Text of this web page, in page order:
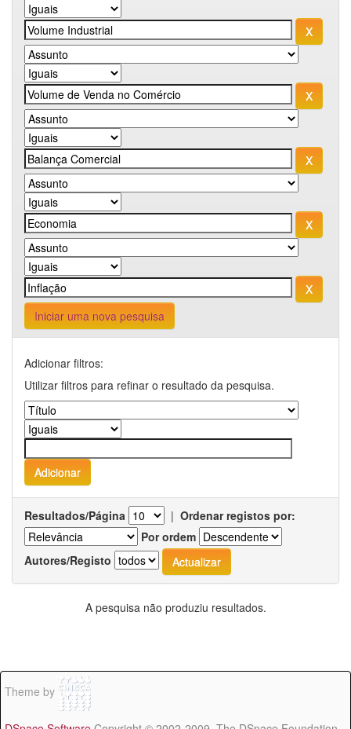
Iniciar uma nova pesquisa
Adicionar filtros:
Utilizar filtros para refinar o resultado da pesquisa.
Resultados/Página | Ordenar registos por:
Por ordem
Autores/Registo
A pesquisa não produziu resultados.
Theme by